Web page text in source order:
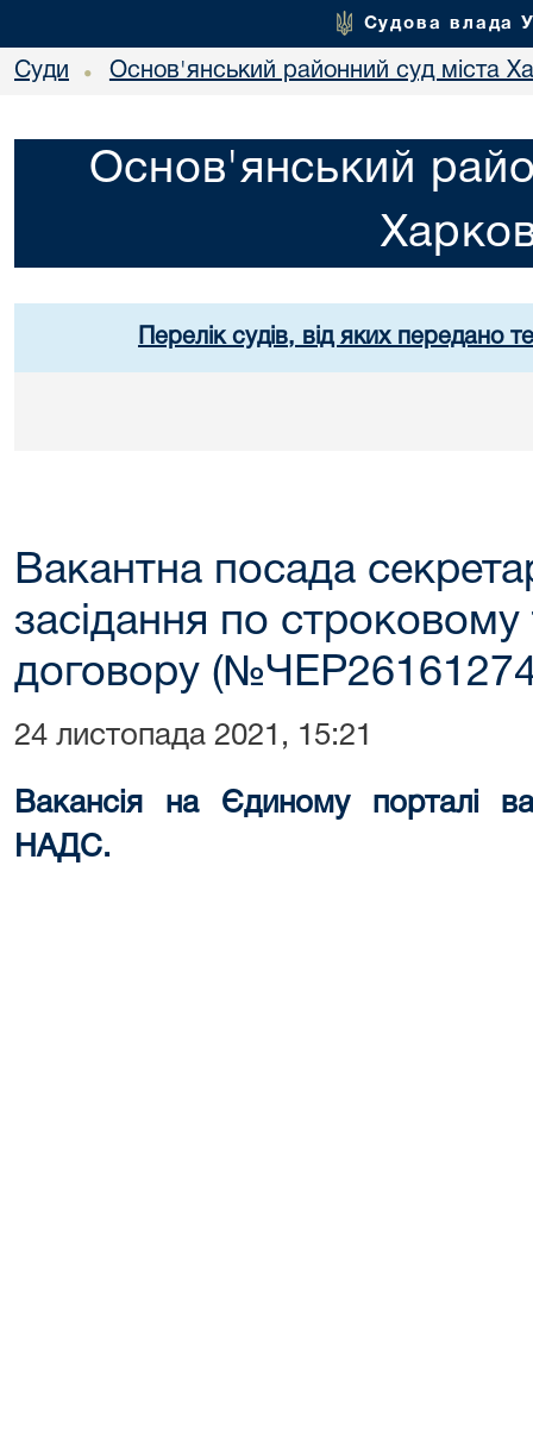
Судова влада
Суди • Основ'янський районний суд міста
Основ'янський
Перелік судів, від яких передано
Вакантна посада
засідання по
договору
24 листопада 2021, 15:21
Вакансія на Єдиному порталі
НАДС.